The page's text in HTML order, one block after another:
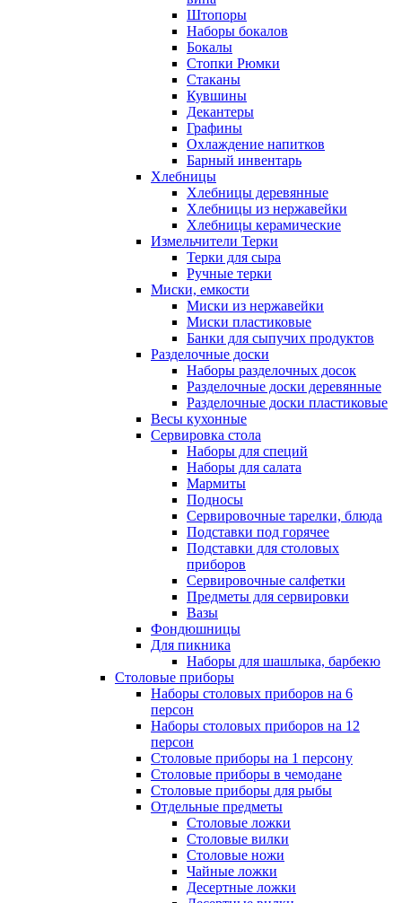
Штопоры
Наборы бокалов
Бокалы
Стопки Рюмки
Стаканы
Кувшины
Декантеры
Графины
Охлаждение напитков
Барный инвентарь
Хлебницы
Хлебницы деревянные
Хлебницы из нержавейки
Хлебницы керамические
Измельчители Терки
Терки для сыра
Ручные терки
Миски, емкости
Миски из нержавейки
Миски пластиковые
Банки для сыпучих продуктов
Разделочные доски
Наборы разделочных досок
Разделочные доски деревянные
Разделочные доски пластиковые
Весы кухонные
Сервировка стола
Наборы для специй
Наборы для салата
Мармиты
Подносы
Сервировочные тарелки, блюда
Подставки под горячее
Подставки для столовых
приборов
Сервировочные салфетки
Предметы для сервировки
Вазы
Фондюшницы
Для пикника
Наборы для шашлыка, барбекю
Столовые приборы
Наборы столовых приборов на 6
персон
Наборы столовых приборов на 12
персон
Столовые приборы на 1 персону
Столовые приборы в чемодане
Столовые приборы для рыбы
Отдельные предметы
Столовые ложки
Столовые вилки
Столовые ножи
Чайные ложки
Десертные ложки